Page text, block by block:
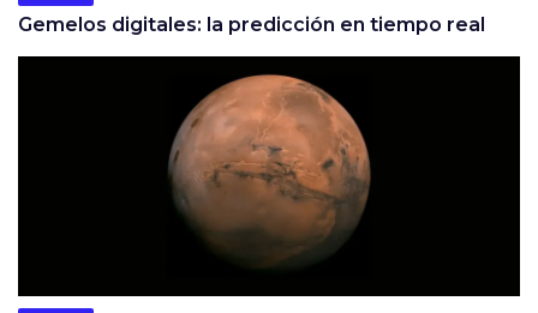
Gemelos digitales: la predicción en tiempo real